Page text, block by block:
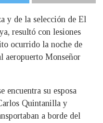
y de la selección de El
resultó con lesiones
ocurrido la noche de
aeropuerto Monseñor
encuentra su esposa
Quintanilla y
a borde del